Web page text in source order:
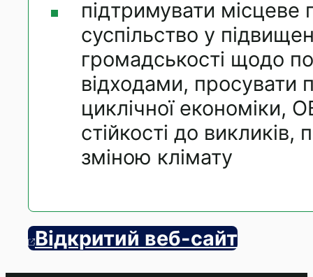
підтримувати місцеве
суспільство у
громадськості щодо
відходами, просувати
циклічної економіки,
стійкості до викликів,
зміною клімату
Відкритий веб-сайт